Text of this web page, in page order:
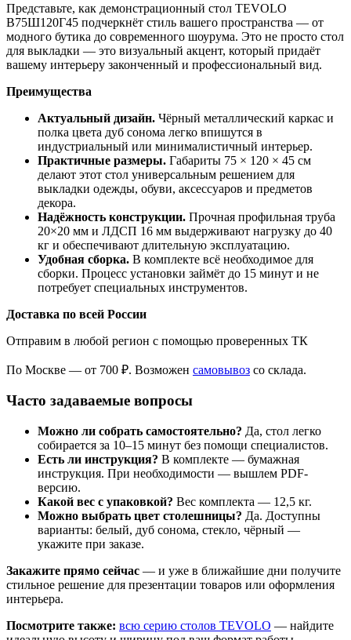
Представьте, как демонстрационный стол TEVOLO
В75Ш120Г45 подчеркнёт стиль вашего пространства — от
модного бутика до современного шоурума. Это не просто стол
для выкладки — это визуальный акцент, который придаёт
вашему интерьеру законченный и профессиональный вид.
Преимущества
Актуальный дизайн. Чёрный металлический каркас и
полка цвета дуб сонома легко впишутся в
индустриальный или минималистичный интерьер.
Практичные размеры. Габариты 75 × 120 × 45 см
делают этот стол универсальным решением для
выкладки одежды, обуви, аксессуаров и предметов
декора.
Надёжность конструкции. Прочная профильная труба
20×20 мм и ЛДСП 16 мм выдерживают нагрузку до 40
кг и обеспечивают длительную эксплуатацию.
Удобная сборка. В комплекте всё необходимое для
сборки. Процесс установки займёт до 15 минут и не
потребует специальных инструментов.
Доставка по всей России
Отправим в любой регион с помощью проверенных ТК
По Москве — от 700 ₽. Возможен самовывоз со склада.
Часто задаваемые вопросы
Можно ли собрать самостоятельно? Да, стол легко
собирается за 10–15 минут без помощи специалистов.
Есть ли инструкция? В комплекте — бумажная
инструкция. При необходимости — вышлем PDF-
версию.
Какой вес с упаковкой? Вес комплекта — 12,5 кг.
Можно выбрать цвет столешницы? Да. Доступны
варианты: белый, дуб сонома, стекло, чёрный —
укажите при заказе.
Закажите прямо сейчас — и уже в ближайшие дни получите
стильное решение для презентации товаров или оформления
интерьера.
Посмотрите также: всю серию столов TEVOLO — найдите